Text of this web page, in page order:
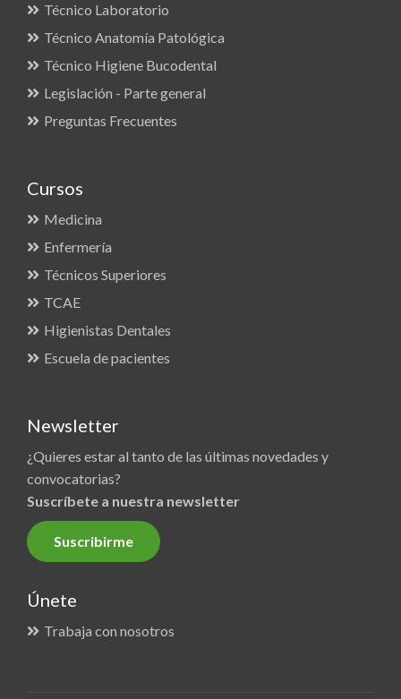
Técnico Laboratorio
Técnico Anatomía Patológica
Técnico Higiene Bucodental
Legislación - Parte general
Preguntas Frecuentes
Cursos
Medicina
Enfermería
Técnicos Superiores
TCAE
Higienistas Dentales
Escuela de pacientes
Newsletter
¿Quieres estar al tanto de las últimas novedades y
convocatorias?
Suscríbete a nuestra newsletter
Suscribirme
Únete
Trabaja con nosotros